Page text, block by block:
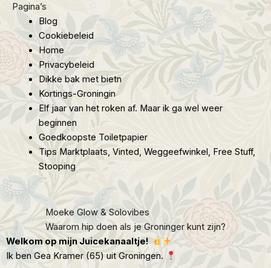
Pagina’s
Blog
Cookiebeleid
Home
Privacybeleid
Dikke bak met bietn
Kortings-Groningin
Elf jaar van het roken af. Maar ik ga wel weer
beginnen
Goedkoopste Toiletpapier
Tips Marktplaats, Vinted, Weggeefwinkel, Free Stuff,
Stooping
Moeke Glow & Solovibes
Waarom hip doen als je Groninger kunt zijn?
Welkom op mijn Juicekanaaltje!
Ik ben Gea Kramer (65) uit Groningen.